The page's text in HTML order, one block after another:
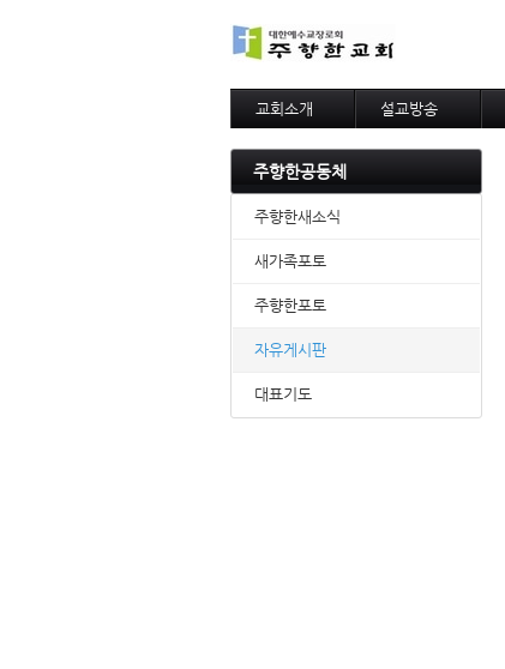
교회소개
설립비전
목자의편지
팀별사역
제자훈련
설교방송
주향한공동체
주향한새소식
새가족포토
주향한포토
자유게시판
대표기도